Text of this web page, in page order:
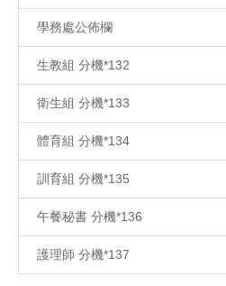
學務處公佈欄
生教組 分機*132
衛生組 分機*133
體育組 分機*134
訓育組 分機*135
午餐秘書 分機*136
護理師 分機*137